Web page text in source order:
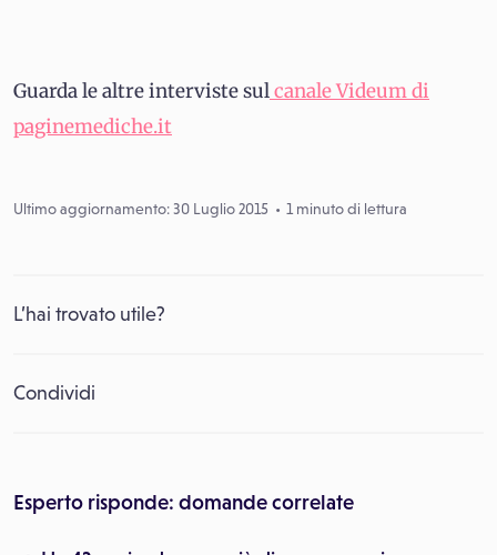
Guarda le altre interviste sulcanale Videum di
paginemediche.it
Ultimo aggiornamento: 30 Luglio 2015 1 minuto di lettura
L’hai trovato utile?
Condividi
Esperto risponde: domande correlate